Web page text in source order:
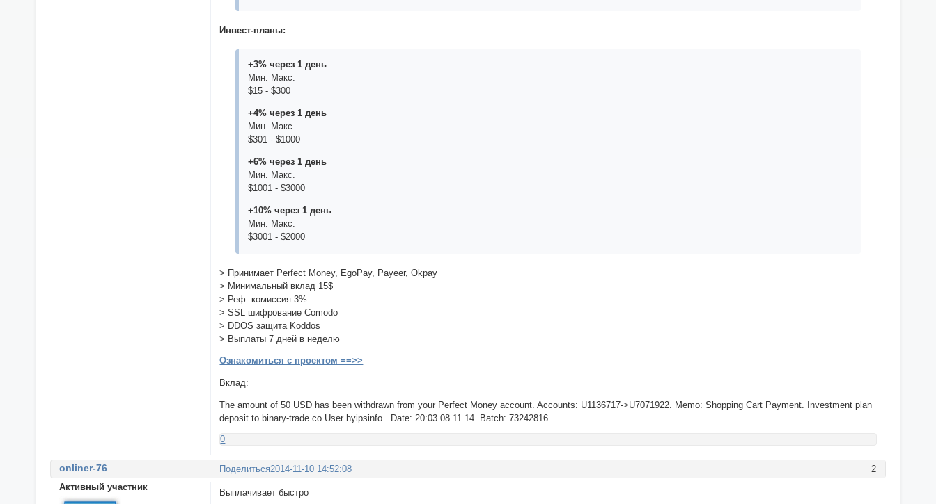
Инвест-планы:
+3% через 1 день
Мин. Макс.
$15 - $300
+4% через 1 день
Мин. Макс.
$301 - $1000
+6% через 1 день
Мин. Макс.
$1001 - $3000
+10% через 1 день
Мин. Макс.
$3001 - $2000
> Принимает Perfect Money, EgoPay, Payeer, Okpay
> Минимальный вклад 15$
> Реф. комиссия 3%
> SSL шифрование Comodo
> DDOS защита Koddos
> Выплаты 7 дней в неделю
Ознакомиться с проектом ==>>
Вклад:
The amount of 50 USD has been withdrawn from your Perfect Money account. Accounts: U1136717->U7071922. Memo: Shopping Cart Payment. Investment plan
deposit to binary-trade.co User hyipsinfo.. Date: 20:03 08.11.14. Batch: 73242816.
0
Поделиться 2
2014-11-10 14:52:08
onliner-76
Активный участник
Выплачивает быстро